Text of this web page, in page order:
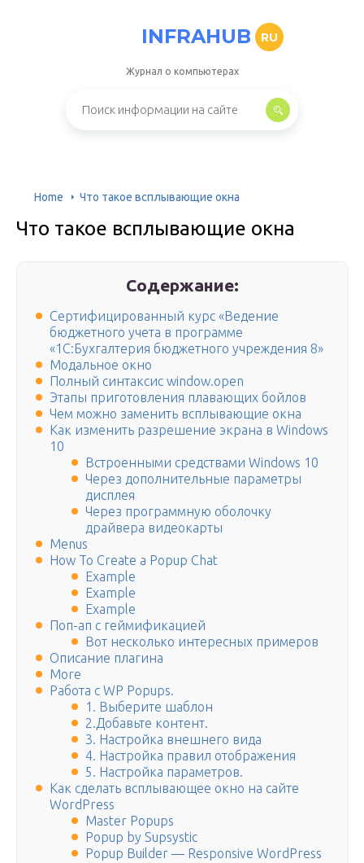
INFRAHUB RU
Журнал о компьютерах
Home Что такое всплывающие окна
Что такое всплывающие окна
Содержание:
Сертифицированный курс «Ведение
бюджетного учета в программе
«1С:Бухгалтерия бюджетного учреждения 8»
Модальное окно
Полный синтаксис window.open
Этапы приготовления плавающих бойлов
Чем можно заменить всплывающие окна
Как изменить разрешение экрана в Windows
10
Встроенными средствами Windows 10
Через дополнительные параметры
дисплея
Через программную оболочку
драйвера видеокарты
Menus
How To Create a Popup Chat
Example
Example
Example
Поп-ап с геймификацией
Вот несколько интересных примеров
Описание плагина
More
Работа с WP Popups.
1. Выберите шаблон
2.Добавьте контент.
3. Настройка внешнего вида
4. Настройка правил отображения
5. Настройка параметров.
Как сделать всплывающее окно на сайте
WordPress
Master Popups
Popup by Supsystic
Popup Builder — Responsive WordPress